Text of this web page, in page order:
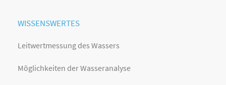
WISSENSWERTES
Leitwertmessung des Wassers
Möglichkeiten der Wasseranalyse